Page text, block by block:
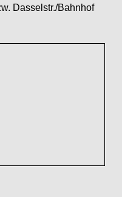
Dasselstr./Bahnhof